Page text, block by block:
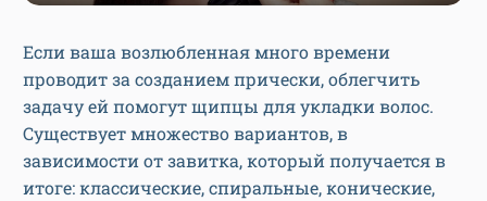
Если ваша возлюбленная много времени
проводит за созданием прически, облегчить
задачу ей помогут щипцы для укладки волос.
Существует множество вариантов, в
зависимости от завитка, который получается в
итоге: классические, спиральные, конические,